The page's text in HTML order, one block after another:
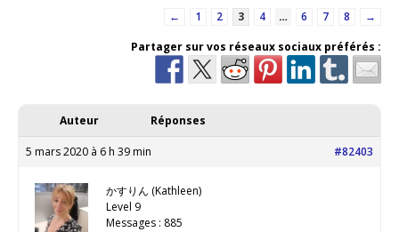
← 1 2 3 4 … 6 7 8
→
Partager sur vos réseaux sociaux préférés :
Auteur Réponses
5 mars 2020 à 6 h 39 min #82403
かすりん (Kathleen)
Level 9
Messages : 885